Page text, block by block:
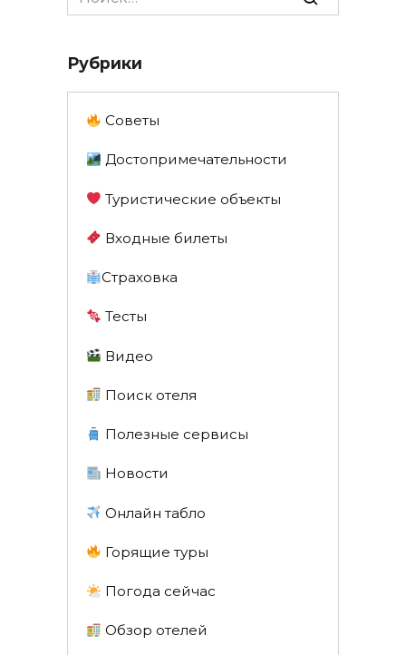
for:
Рубрики
Советы
Достопримечательности
Туристические объекты
Входные билеты
Страховка
Тесты
Видео
Поиск отеля
Полезные сервисы
Новости
Онлайн табло
Горящие туры
Погода сейчас
Обзор отелей